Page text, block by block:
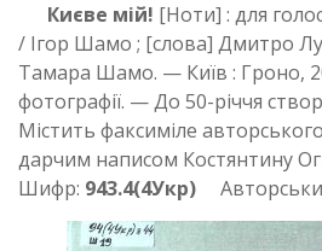
Києве мій! [Ноти] : для
/ Ігор Шамо ; [слова] Дмитро
Тамара Шамо. — Київ : Гроно,
фотографії. — До 50-річчя
Містить факсиміле
дарчим написом Костянтину
Шифр: 943.4(4Укр)